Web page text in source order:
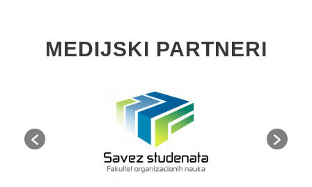
MEDIJSKI PARTNERI